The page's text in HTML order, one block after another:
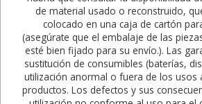
de material usado o reconstruido,
colocado en una caja de cartón
(asegúrate que el embalaje de las
esté bien fijado para su envío.). Las
sustitución de consumibles (baterías,
utilización anormal o fuera de los usos
productos. Los defectos y sus